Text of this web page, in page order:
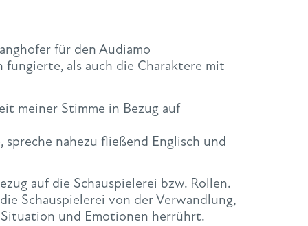
für den Audiamo
als auch die Charaktere mit
meiner Stimme in Bezug auf
nahezu fließend Englisch und
auf die Schauspielerei bzw. Rollen.
Schauspielerei von der Verwandlung,
und Emotionen herrührt.